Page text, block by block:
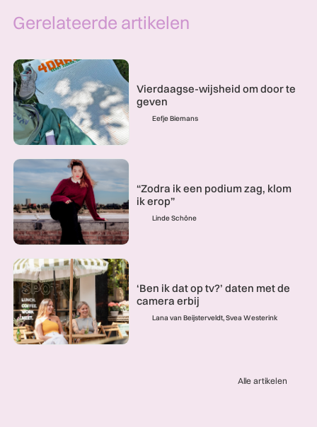
Gerelateerde artikelen
Vierdaagse-wijsheid om door te
geven
Eefje Biemans
“Zodra ik een podium zag, klom
ik erop”
Linde Schöne
‘Ben ik dat op tv?’ daten met de
camera erbij
Lana van Beijsterveldt, Svea Westerink
Alle artikelen